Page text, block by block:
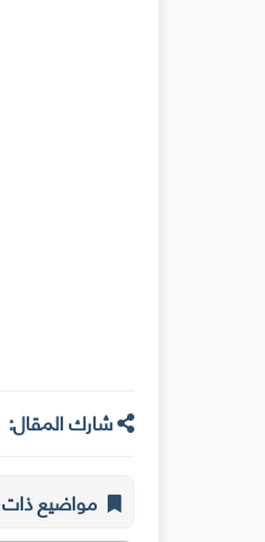
شارك المقال:
مواضيع